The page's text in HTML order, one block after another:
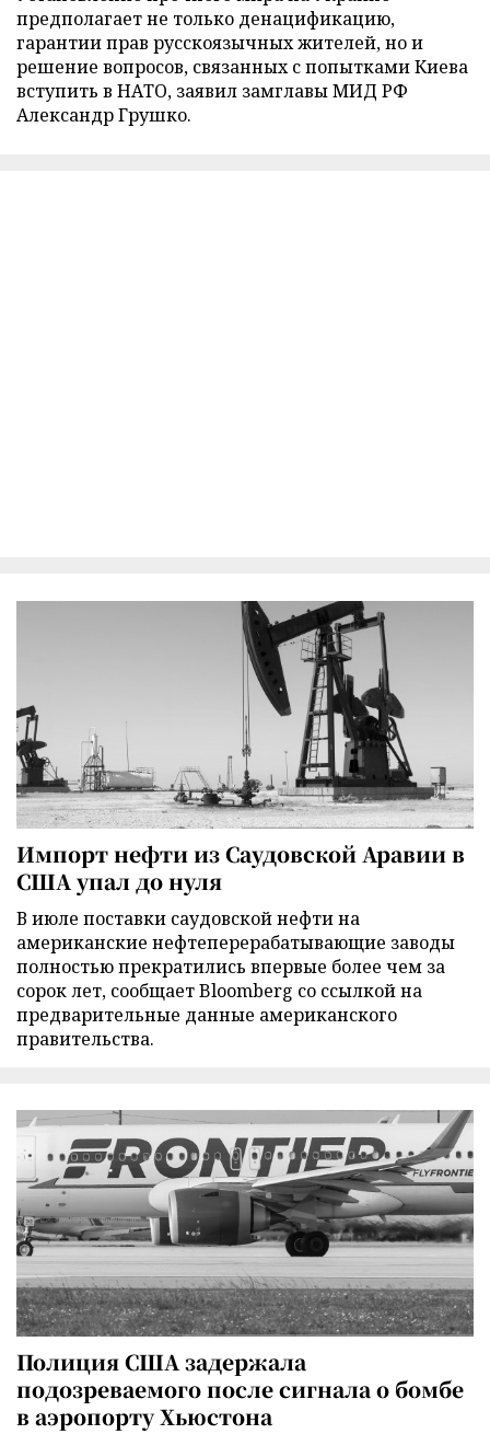
предполагает не только денацификацию,
гарантии прав русскоязычных жителей, но и
решение вопросов, связанных с попытками Киева
вступить в НАТО, заявил замглавы МИД РФ
Александр Грушко.
Импорт нефти из Саудовской Аравии в
США упал до нуля
В июле поставки саудовской нефти на
американские нефтеперерабатывающие заводы
полностью прекратились впервые более чем за
сорок лет, сообщает Bloomberg со ссылкой на
предварительные данные американского
правительства.
Полиция США задержала
подозреваемого после сигнала о бомбе
в аэропорту Хьюстона